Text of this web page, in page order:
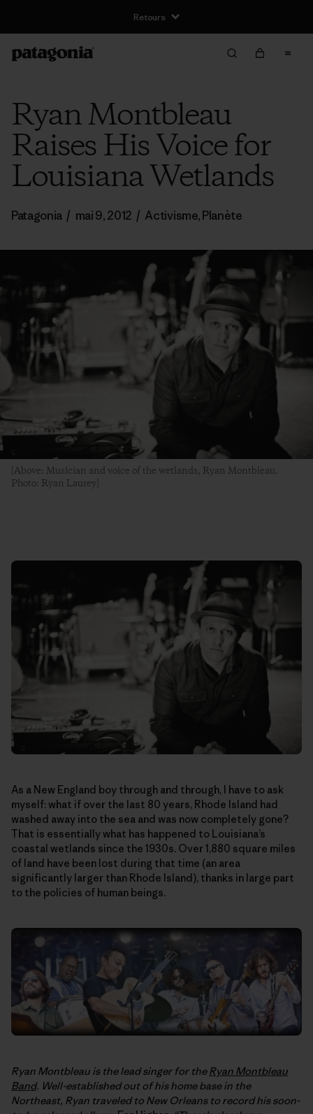
Retours
Ryan Montbleau
Raises His Voice for
Louisiana Wetlands
Patagonia / mai 9, 2012 / Activisme,Planète
[Above: Musician and voice of the wetlands, Ryan Montbleau.
Photo: Ryan Laurey]
As a New England boy through and through, I have to ask
myself: what if over the last 80 years, Rhode Island had
washed away into the sea and was now completely gone?
That is essentially what has happened to Louisiana’s
coastal wetlands since the 1930s. Over 1,880 square miles
of land have been lost during that time (an area
significantly larger than Rhode Island), thanks in large part
to the policies of human beings.
Ryan Montbleau is the lead singer for theRyan Montbleau
Band. Well-established out of his home base in the
Northeast, Ryan traveled to New Orleans to record his soon-